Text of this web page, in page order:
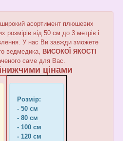
асортимент плюшевих
розмірів від 50 см до 3 метрів і
У нас Ви завжди зможете
ведмедика, ВИСОКОЇ ЯКОСТІ
саме для Вас.
цінами
Розмір:
- 50 см
- 80 см
- 100 см
- 120 см